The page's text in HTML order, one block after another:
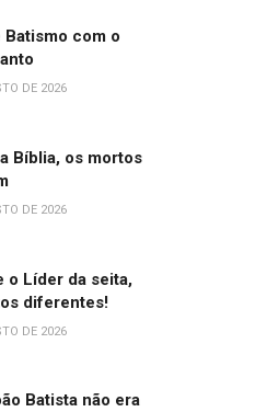
Batismo com o
DE 2026
Bíblia, os mortos
DE 2026
o Líder da seita,
diferentes!
DE 2026
Batista não era